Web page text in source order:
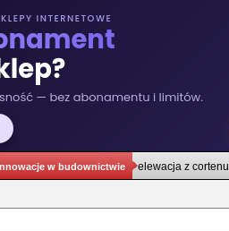
w budownictwie elewacja z cortenu